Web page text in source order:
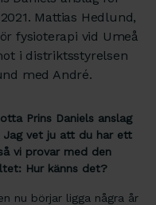
Mattias Hedlund,
fysioterapi vid Umeå
i distriktsstyrelsen
med André.
Prins Daniels anslag
Jag vet ju att du har ett
vi provar med den
Hur känns det?
nu börjar ligga några år